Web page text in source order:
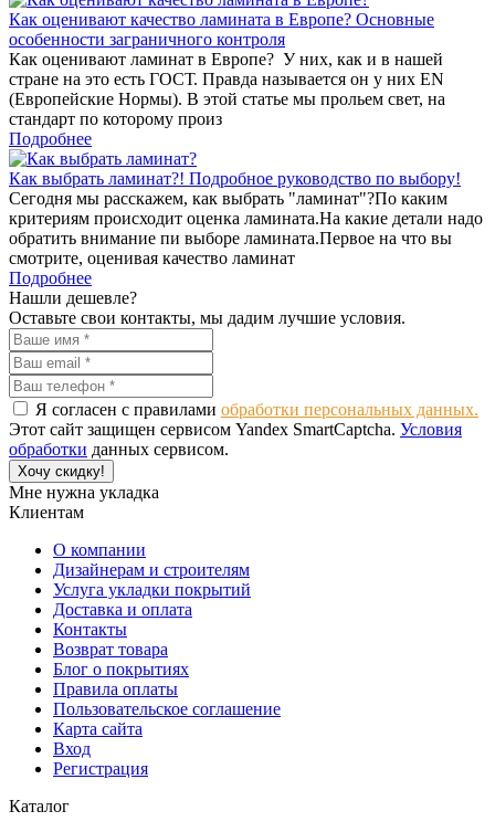
Как оценивают качество ламината в Европе? Основные
особенности заграничного контроля
Как оценивают ламинат в Европе? У них, как и в нашей
стране на это есть ГОСТ. Правда называется он у них EN
(Европейские Нормы). В этой статье мы прольем свет, на
стандарт по которому произ
Подробнее
Как выбрать ламинат?! Подробное руководство по выбору!
Сегодня мы расскажем, как выбрать "ламинат"?По каким
критериям происходит оценка ламината.На какие детали надо
обратить внимание пи выборе ламината.Первое на что вы
смотрите, оценивая качество ламинат
Подробнее
Нашли дешевле?
Оставьте свои контакты, мы дадим лучшие условия.
Я согласен с правилами обработки персональных данных.
Этот сайт защищен сервисом Yandex SmartCaptcha. Условия
обработки данных сервисом.
Хочу скидку!
Мне нужна укладка
Клиентам
О компании
Дизайнерам и строителям
Услуга укладки покрытий
Доставка и оплата
Контакты
Возврат товара
Блог о покрытиях
Правила оплаты
Пользовательское соглашение
Карта сайта
Вход
Регистрация
Каталог